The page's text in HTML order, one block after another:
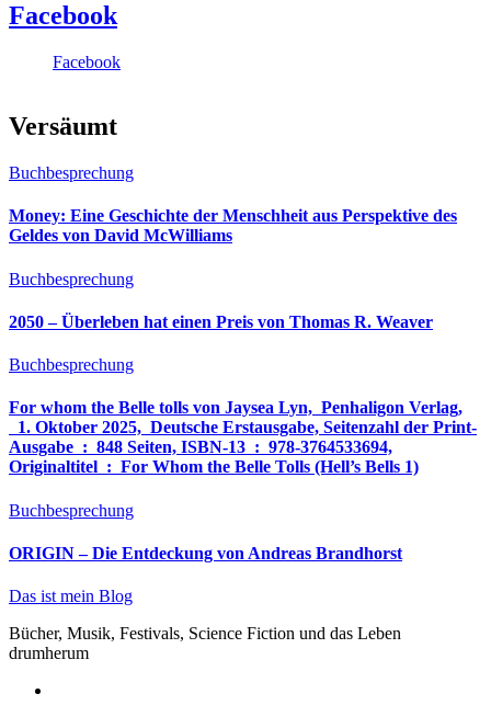
Facebook
Facebook
Versäumt
Buchbesprechung
Money: Eine Geschichte der Menschheit aus Perspektive des
Geldes von David McWilliams
Buchbesprechung
2050 – Überleben hat einen Preis von Thomas R. Weaver
Buchbesprechung
For whom the Belle tolls von Jaysea Lyn, ‎ Penhaligon Verlag,
‎ 1. Oktober 2025, ‎ Deutsche Erstausgabe, Seitenzahl der Print-
Ausgabe ‏ : ‎ 848 Seiten, ISBN-13 ‏ : ‎ 978-3764533694,
Originaltitel ‏ : ‎ For Whom the Belle Tolls (Hell’s Bells 1)
Buchbesprechung
ORIGIN – Die Entdeckung von Andreas Brandhorst
Das ist mein Blog
Bücher, Musik, Festivals, Science Fiction und das Leben
drumherum